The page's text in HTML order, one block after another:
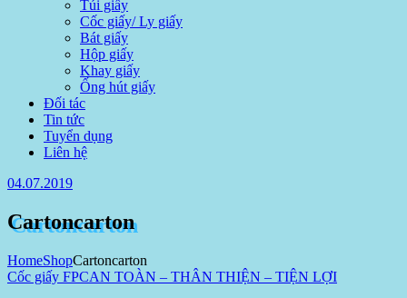
Túi giấy
Cốc giấy/ Ly giấy
Bát giấy
Hộp giấy
Khay giấy
Ống hút giấy
Đối tác
Tin tức
Tuyển dụng
Liên hệ
04.07.2019
Cartoncarton
HomeShopCartoncarton
Cốc giấy FPCAN TOÀN – THÂN THIỆN – TIỆN LỢI